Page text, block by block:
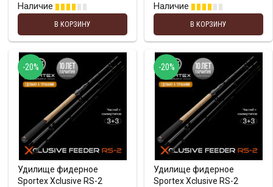
Наличие
В КОРЗИНУ
Наличие
В КОРЗИНУ
Удилище фидерное
Sportex Xclusive RS-2
-20%
Удилище фидерное
Sportex Xclusive RS-2
-20%